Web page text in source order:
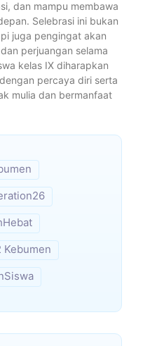
dan mampu membawa
Selebrasi ini bukan
juga pengingat akan
perjuangan selama
kelas IX diharapkan
percaya diri serta
mulia dan bermanfaat
Kebumen